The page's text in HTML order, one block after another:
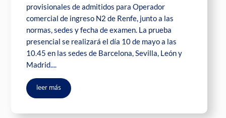
provisionales de admitidos para Operador
comercial de ingreso N2 de Renfe, junto a las
normas, sedes y fecha de examen. La prueba
presencial se realizará el día 10 de mayo a las
10.45 en las sedes de Barcelona, Sevilla, León y
Madrid....
leer más